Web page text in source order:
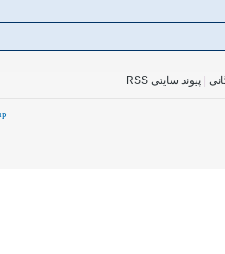
پیوند سایتی RSS